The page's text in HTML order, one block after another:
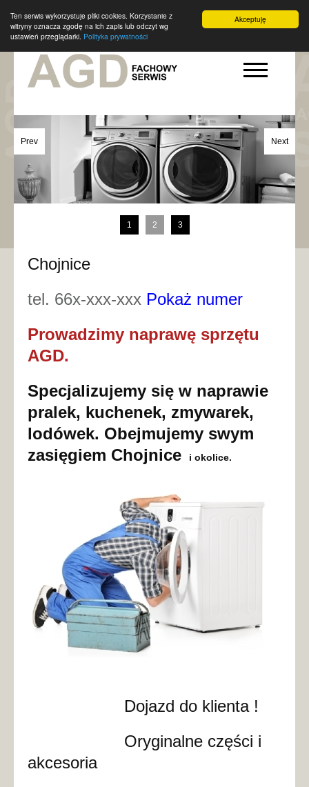
Akceptuję
Ten serwis wykorzystuje pliki cookies. Korzystanie z
witryny oznacza zgodę na ich zapis lub odczyt wg
ustawień przeglądarki. Polityka prywatności
Prev Next
1 2 3
Chojnice
tel. 66x-xxx-xxx Pokaż numer
Prowadzimy naprawę sprzętu
AGD.
Specjalizujemy się w naprawie
pralek, kuchenek, zmywarek,
lodówek. Obejmujemy swym
zasięgiem Chojnice
i okolice.
Dojazd do klienta !
Oryginalne części i
akcesoria